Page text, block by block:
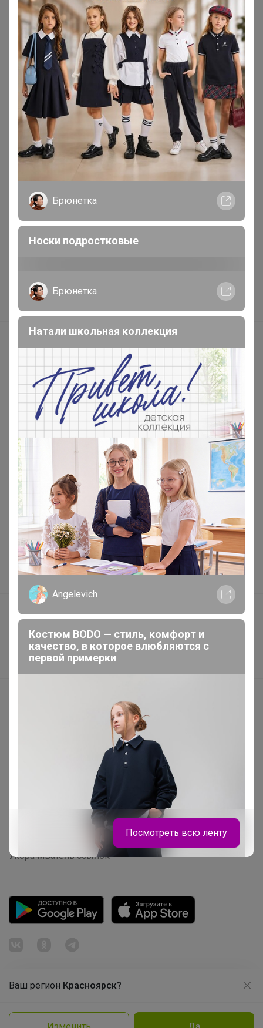
Ваш регион Красноярск?
Чтобы ответить или задать вопрос
необходимо авторизоваться на сайте
Это займет меньше минуты
Войти Зарегистрироваться
Реклама
Как получить?
Доставка
Шоурумы
Торговые марки
Наша команда
В наличии
Подарочные сертификаты
Реклама на сайте
Поставщикам
Вакансии
support@24-ok.ru
Написать в поддержку
Защита покупателя
Помощь
О нас
Все предложения
Анонсы
Новости
Поддержка альпак
Самое выгодное
Хиты продаж
Самое желанное
Самое быстрое
Начать зарабатывать с 24-ok
Picabox.ru - Лучшее место для ваших изображений
Розыгрыш - Генератор случайных чисел
Пульс нашего маркетплейса
Укорачиватель ссылок
Политика конфиденциальности
Брюнетка
Носки подростковые
Брюнетка
Натали школьная коллекция
Angelevich
Костюм BODO — стиль, комфорт и
качество, в которое влюбляются с
первой примерки
Посмотреть всю ленту
Продолжая использовать этот сайт и нажимая кнопку